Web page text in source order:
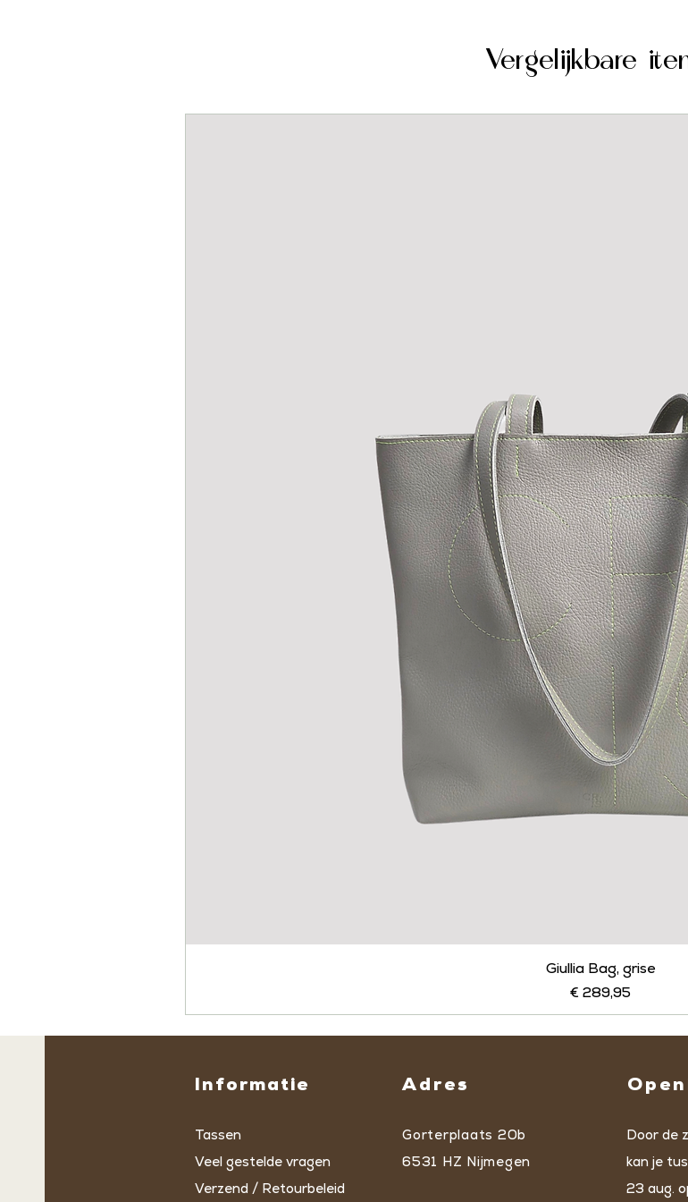
Vergelijkbare
Giullia Bag, grise
Prijs
€ 289,95
Informatie
Tassen
Veel gestelde vragen
Verzend / Retourbeleid
Adres
Gorterplaats 20b
6531 HZ Nijmegen
Door de
kan je
23 aug.